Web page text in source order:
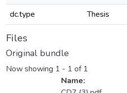
dc.type Thesis
Files
Original bundle
Now showing 1 - 1 of 1
Name: